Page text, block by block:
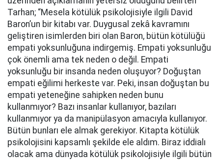
Tarhan; “Mesela kötülük psikolojisiyle ilgili David
Baron’un bir kitabı var. Duygusal zekâ kavramını
geliştiren isimlerden biri olan Baron, bütün kötülüğü
empati yoksunluğuna indirgemiş. Empati yoksunluğu
çok önemli ama tek neden o değil. Empati
yoksunluğu bir insanda neden oluşuyor? Doğuştan
empati eğilimi herkeste var. Peki, insan doğuştan bu
empati yeteneğine sahipken neden bunu
kullanmıyor? Bazı insanlar kullanıyor, bazıları
kullanmıyor ya da manipülasyon amacıyla kullanıyor.
Bütün bunları ele almak gerekiyor. Kitapta kötülük
psikolojisini kapsamlı şekilde ele aldım. Biraz iddialı
olacak ama dünyada kötülük psikolojisiyle ilgili bütün